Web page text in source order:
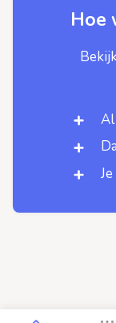
Hoe